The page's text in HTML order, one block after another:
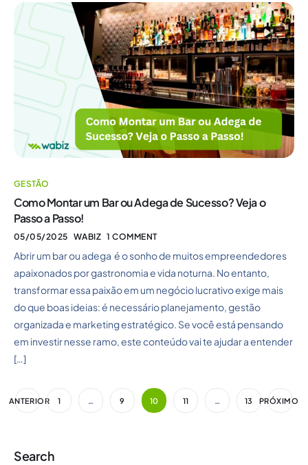
GESTÃO
Como Montar um Bar ou Adega de Sucesso? Veja o
Passo a Passo!
05/05/2025 WABIZ 1 COMMENT
Abrir um bar ou adega é o sonho de muitos empreendedores
apaixonados por gastronomia e vida noturna. No entanto,
transformar essa paixão em um negócio lucrativo exige mais
do que boas ideias: é necessário planejamento, gestão
organizada e marketing estratégico. Se você está pensando
em investir nesse ramo, este conteúdo vai te ajudar a entender
[…]
ANTERIOR 1 9 10 11 13 PRÓXIMO
Search